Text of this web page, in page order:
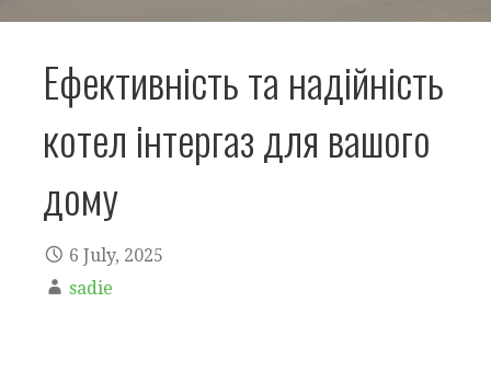
Ефективність та надійність
котел інтергаз для вашого
дому
6 July, 2025
sadie